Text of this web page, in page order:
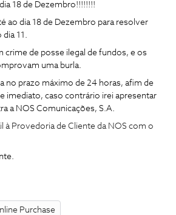
18 de Dezembro!!!!!!!!
ao dia 18 de Dezembro para resolver
11.
crime de posse ilegal de fundos, e os
uma burla.
no prazo máximo de 24 horas, afim de
imediato, caso contrário irei apresentar
a NOS Comunicações, S.A.
à Provedoria de Cliente da NOS com o
Purchase